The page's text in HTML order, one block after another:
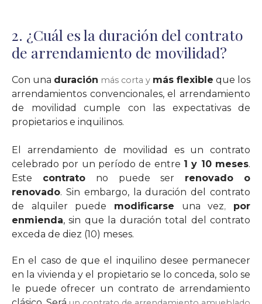
2. ¿Cuál es la duración del contrato
de arrendamiento de movilidad?
Con una duración más corta y más flexible que los
arrendamientos convencionales, el arrendamiento
de movilidad cumple con las expectativas de
propietarios e inquilinos.
El arrendamiento de movilidad es un contrato
celebrado por un período de entre 1 y 10 meses.
Este contrato no puede ser renovado o
renovado. Sin embargo, la duración del contrato
de alquiler puede modificarse una vez, por
enmienda, sin que la duración total del contrato
exceda de diez (10) meses.
En el caso de que el inquilino desee permanecer
en la vivienda y el propietario se lo conceda, solo se
le puede ofrecer un contrato de arrendamiento